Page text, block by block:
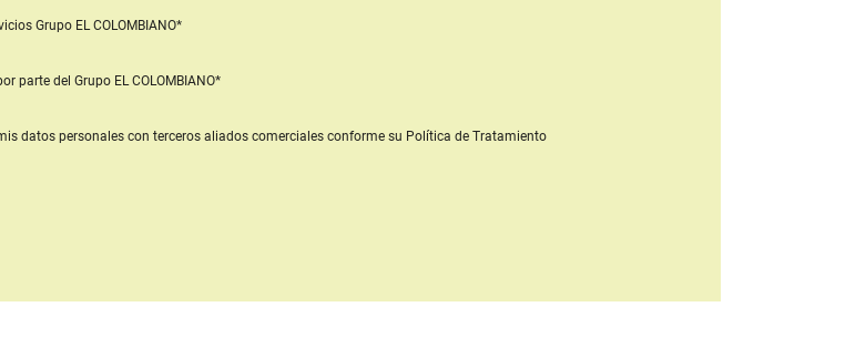
Grupo EL COLOMBIANO*
parte del Grupo EL COLOMBIANO*
datos personales con terceros aliados comercialesconforme su Política de Tratamiento